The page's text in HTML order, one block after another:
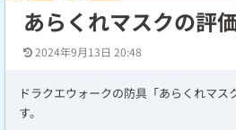
あらくれマスクの評
2024年9月13日 20:48
ドラクエウォークの防具「あらくれマ
す。